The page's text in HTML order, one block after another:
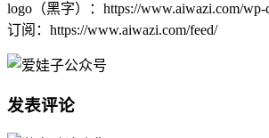
logo（黑字）：https://www.aiwazi.com/wp-
订阅：https://www.aiwazi.com/feed/
发表评论